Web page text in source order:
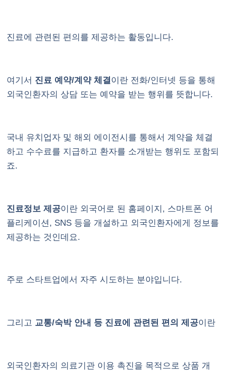
진료에 관련된 편의를 제공하는 활동입니다.
여기서 진료 예약/계약 체결이란 전화/인터넷 등을 통해
외국인환자의 상담 또는 예약을 받는 행위를 뜻합니다.
국내 유치업자 및 해외 에이전시를 통해서 계약을 체결
하고 수수료를 지급하고 환자를 소개받는 행위도 포함되
죠.
진료정보 제공이란 외국어로 된 홈페이지, 스마트폰 어
플리케이션, SNS 등을 개설하고 외국인환자에게 정보를
제공하는 것인데요.
주로 스타트업에서 자주 시도하는 분야입니다.
그리고 교통/숙박 안내 등 진료에 관련된 편의 제공이란
외국인환자의 의료기관 이용 촉진을 목적으로 상품 개